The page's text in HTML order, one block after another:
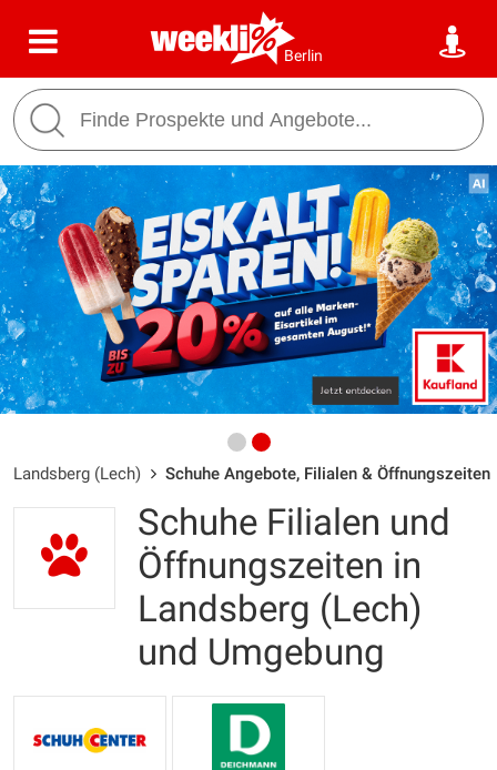
Berlin
Landsberg (Lech) Schuhe Angebote, Filialen & Öffnungszeiten
Schuhe Filialen und
Öffnungszeiten in
Landsberg (Lech)
und Umgebung